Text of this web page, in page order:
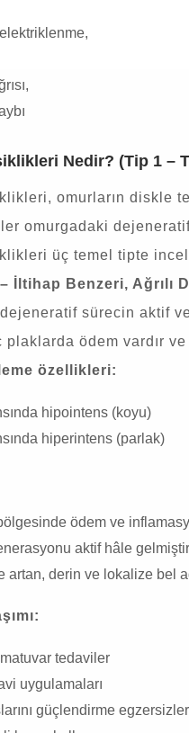
Nedir? (Tip 1 –
omurların diskle
omurgadaki
üç temel tipte
İltihap Benzeri, Ağrılı
sürecin aktif
plaklarda ödem vardır
özellikleri:
hipointens (koyu)
hiperintens (parlak)
ödem ve
aktif hâle
artan, derin ve lokalize bel
tedaviler
uygulamaları
güçlendirme